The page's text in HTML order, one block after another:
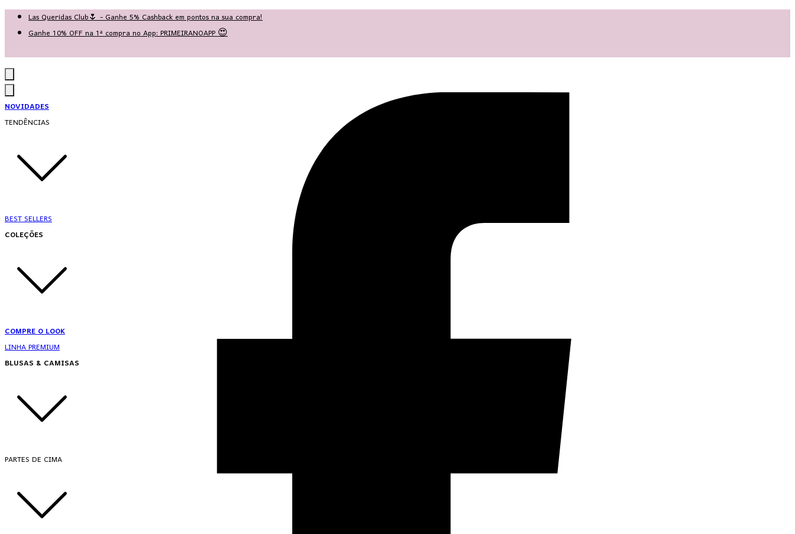
Las Queridas Club🌷 - Ganhe 5% Cashback em pontos na sua compra!
Ganhe 10% OFF na 1ª compra no App: PRIMEIRANOAPP 😍
NOVIDADES
TENDÊNCIAS
BEST SELLERS
COLEÇÕES
COMPRE O LOOK
LINHA PREMIUM
BLUSAS & CAMISAS
PARTES DE CIMA